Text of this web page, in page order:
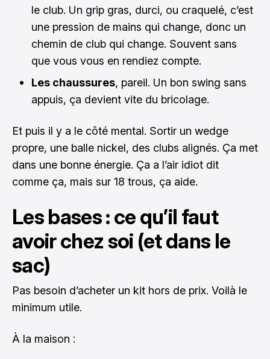
le club. Un grip gras, durci, ou craquelé, c’est
une pression de mains qui change, donc un
chemin de club qui change. Souvent sans
que vous vous en rendiez compte.
Les chaussures, pareil. Un bon swing sans
appuis, ça devient vite du bricolage.
Et puis il y a le côté mental. Sortir un wedge
propre, une balle nickel, des clubs alignés. Ça met
dans une bonne énergie. Ça a l’air idiot dit
comme ça, mais sur 18 trous, ça aide.
Les bases : ce qu’il faut
avoir chez soi (et dans le
sac)
Pas besoin d’acheter un kit hors de prix. Voilà le
minimum utile.
À la maison :